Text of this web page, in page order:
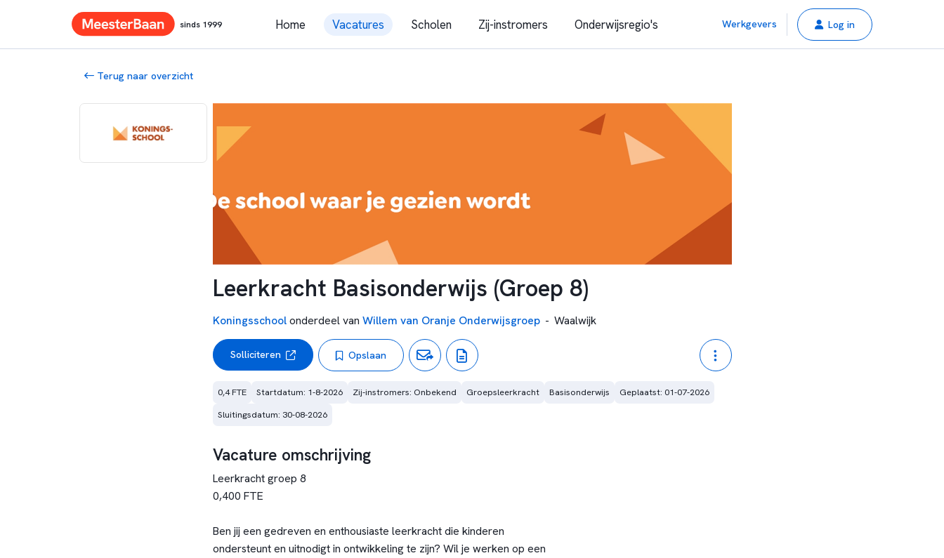
sinds 1999 Home Vacatures Scholen Zij-instromers Onderwijsregio's Werkgevers Log in
Terug naar overzicht
Leerkracht Basisonderwijs (Groep 8)
Koningsschoolonderdeel van Willem van Oranje Onderwijsgroep - Waalwijk
Solliciteren Opslaan
0,4 FTE Startdatum: 1-8-2026 Zij-instromers: Onbekend Groepsleerkracht Basisonderwijs
Geplaatst: 01-07-2026
Sluitingsdatum: 30-08-2026
Vacature omschrijving
Leerkracht groep 8
0,400 FTE
Ben jij een gedreven en enthousiaste leerkracht die kinderen
ondersteunt en uitnodigt in ontwikkeling te zijn? Wil je werken op een